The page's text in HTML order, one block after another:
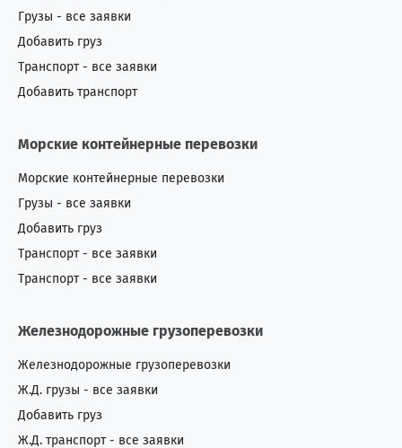
Грузы - все заявки
Добавить груз
Транспорт - все заявки
Добавить транспорт
Морские контейнерные перевозки
Морские контейнерные перевозки
Грузы - все заявки
Добавить груз
Транспорт - все заявки
Транспорт - все заявки
Железнодорожные грузоперевозки
Железнодорожные грузоперевозки
Ж.Д. грузы - все заявки
Добавить груз
Ж.Д. транспорт - все заявки